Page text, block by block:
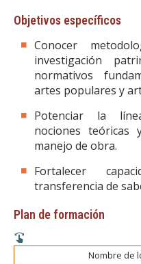
Objetivos específicos
Conocer
investigación
normativos
artes populares y
Potenciar la
nociones teóricas
manejo de obra.
Fortalecer
transferencia de
Plan de formación
Nombre de